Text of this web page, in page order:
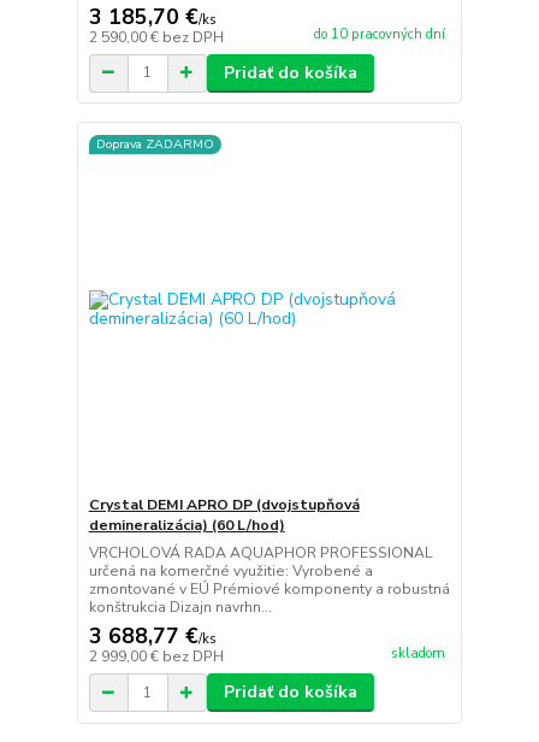
3 185,70 €/ks
2 590,00 € bez DPH do 10 pracovných dní
Pridať do košíka
Doprava ZADARMO
Crystal DEMI APRO DP (dvojstupňová
demineralizácia) (60 L/hod)
VRCHOLOVÁ RADA AQUAPHOR PROFESSIONAL
určená na komerčné využitie: Vyrobené a
zmontované v EÚ Prémiové komponenty a robustná
konštrukcia Dizajn navrhn...
3 688,77 €/ks
2 999,00 € bez DPH skladom
Pridať do košíka